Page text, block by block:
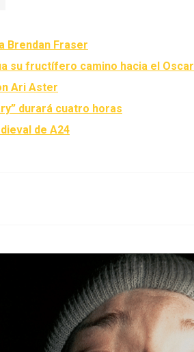
Brendan Fraser
su fructífero camino hacia el Oscar
Ari Aster
durará cuatro horas
de A24